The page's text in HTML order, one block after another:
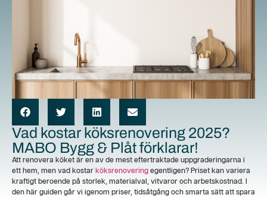
Vad kostar köksrenovering 2025?
MABO Bygg & Plåt förklarar!
Att renovera köket är en av de mest eftertraktade uppgraderingarna i
ett hem, men vad kostar köksrenovering egentligen? Priset kan variera
kraftigt beroende på storlek, materialval, vitvaror och arbetskostnad. I
den här guiden går vi igenom priser, tidsåtgång och smarta sätt att spara